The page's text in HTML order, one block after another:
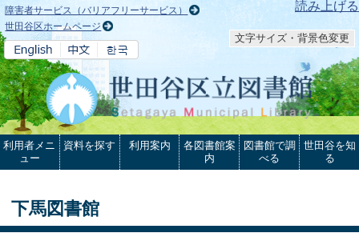
本文へ 読み上げる
障害者サービス（バリアフリーサービス）
世田谷区ホームページ
文字サイズ・背景色変更
利用者メニ
ュー
資料を探す 利用案内
各図書館案
内
図書館で調
べる
世田谷を知
る
下馬図書館